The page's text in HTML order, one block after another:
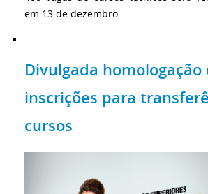
em 13 de dezembro
Divulgada homologação
inscrições para
cursos